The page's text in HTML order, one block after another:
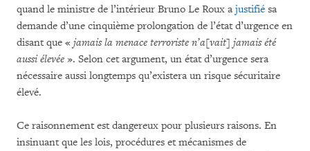
quand le ministre de l’intérieur Bruno Le Roux a justifié sa
demande d’une cinquième prolongation de l’état d’urgence en
disant que « jamais la menace terroriste n’a[vait] jamais été
aussi élevée ». Selon cet argument, un état d’urgence sera
nécessaire aussi longtemps qu’existera un risque sécuritaire
élevé.
Ce raisonnement est dangereux pour plusieurs raisons. En
insinuant que les lois, procédures et mécanismes de